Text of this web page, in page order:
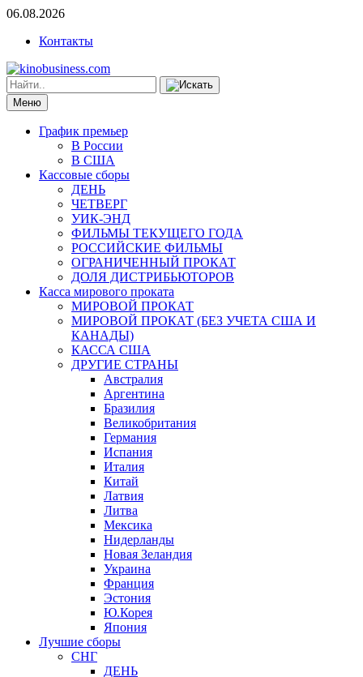
06.08.2026
Контакты
Меню
График премьер
В России
В США
Кассовые сборы
ДЕНЬ
ЧЕТВЕРГ
УИК-ЭНД
ФИЛЬМЫ ТЕКУЩЕГО ГОДА
РОССИЙСКИЕ ФИЛЬМЫ
ОГРАНИЧЕННЫЙ ПРОКАТ
ДОЛЯ ДИСТРИБЬЮТОРОВ
Касса мирового проката
МИРОВОЙ ПРОКАТ
МИРОВОЙ ПРОКАТ (БЕЗ УЧЕТА США И
КАНАДЫ)
КАССА США
ДРУГИЕ СТРАНЫ
Австралия
Аргентина
Бразилия
Великобритания
Германия
Испания
Италия
Китай
Латвия
Литва
Мексика
Нидерланды
Новая Зеландия
Украина
Франция
Эстония
Ю.Корея
Япония
Лучшие сборы
СНГ
ДЕНЬ